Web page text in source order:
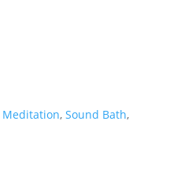
Meditation, Sound Bath,